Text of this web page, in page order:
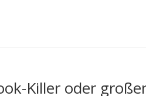
Killer oder